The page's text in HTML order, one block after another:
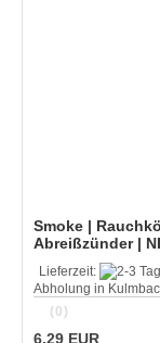
Smoke |
Abreißzünder |
Lieferzeit:
Abholung in
(0)
6,29 EUR